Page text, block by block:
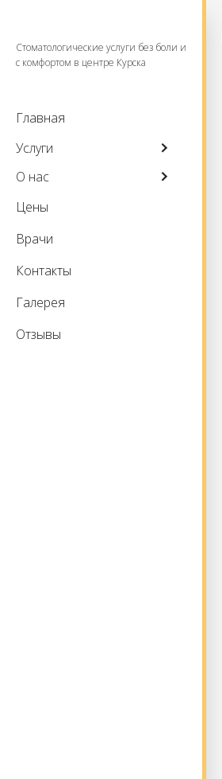
Стоматологические услуги без боли и
с комфортом в центре Курска
Главная
Услуги
О нас
Цены
Врачи
Контакты
Галерея
Отзывы